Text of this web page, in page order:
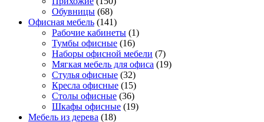
Обувницы (68)
Офисная мебель (141)
Рабочие кабинеты (1)
Тумбы офисные (16)
Наборы офисной мебели (7)
Мягкая мебель для офиса (19)
Стулья офисные (32)
Кресла офисные (15)
Столы офисные (36)
Шкафы офисные (19)
Мебель из дерева (18)